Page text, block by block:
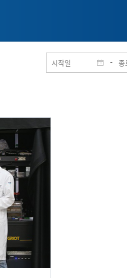
홈페이지 통합검색
-